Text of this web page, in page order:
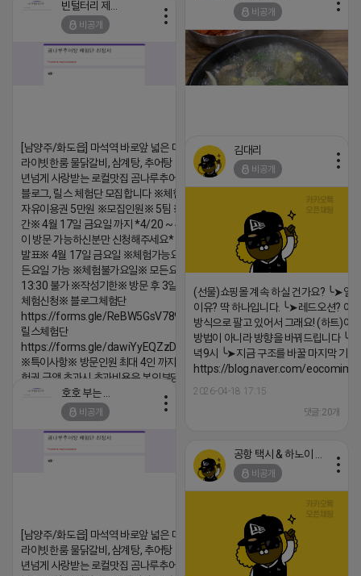
비공개
https://m.blog.naver.com/
2026-04-18 17:23
비공개
[남양주/화도읍] 마석역 바로앞 넓은 매장과, 프
라이빗한룸 물닭갈비, 삼계탕, 추어탕 맛집 10
년넘게 사랑받는 로컬맛집 곰나루추어탕에서
블로그, 릴스 체험단 모집합니다 ※체험메뉴※
자유이용권 5만원 ※모집인원※ 5팀 ※모집기
간※ 4월 17일 금요일 까지 *4/20 ~ 4/26 사
이 방문 가능하신분만 신청해주세요* ※체험단
발표※ 4월 17일 금요일 ※체험가능요일※ 모
든요일 가능 ※체험불가요일※ 모든요일 12 ~
13:30 불가 ※작성기한※ 방문 후 3일 이내 ※
체험신청※ 블로그체험단
https://forms.gle/ReBW5GsV789ur2Pz6
릴스체험단
https://forms.gle/dawiYyEQZzDdqf8W8
※특이사항※ 방문인원 최대 4인 까지 가능 체
험권 금액 초과시 초과비용은 본인부담입니다.
2026-04-18 17:18
김대리
비공개
(선물)쇼핑몰 계속 하실 건가요? ╰➤열
이유? 딱 하나입니다. ╰➤레드오션? 아
방식으로 팔고 있어서 그래요! (하트)이
방법이 아니라 방향을 바꿔드립니다
녁9시 ╰➤지금 구조를 바꿀 마지막 기회
https://blog.naver.com/eocomim/
2026-04-18 17:15
댓글:20개
비공개
[남양주/화도읍] 마석역 바로앞 넓은 매장과, 프
라이빗한룸 물닭갈비, 삼계탕, 추어탕 맛집 10
년넘게 사랑받는 로컬맛집 곰나루추어탕에서
비공개